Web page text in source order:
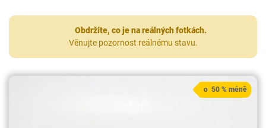
Obdržíte, co je na reálných fotkách.
Věnujte pozornost reálnému stavu.
o 50 % méně